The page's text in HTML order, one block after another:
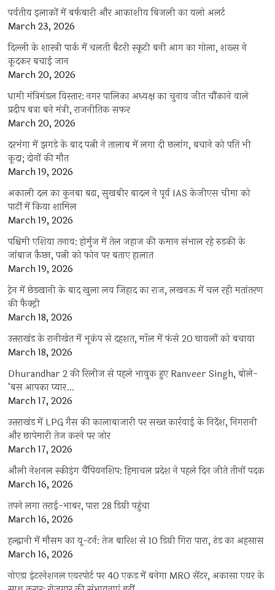
पर्वतीय इलाकों में बर्फबारी और आकाशीय बिजली का यलो अलर्ट
March 23, 2026
दिल्ली के शास्त्री पार्क में चलती बैटरी स्कूटी बनी आग का गोला, शख्स ने
कूदकर बचाई जान
March 20, 2026
धामी मंत्रिमंडल विस्तार: नगर पालिका अध्यक्ष का चुनाव जीत चौंकाने वाले
प्रदीप बत्रा बने मंत्री, राजनीतिक सफर
March 20, 2026
दरभंगा में झगड़े के बाद पत्नी ने तालाब में लगा दी छलांग, बचाने को पति भी
कूदा; दोनों की मौत
March 19, 2026
अकाली दल का कुनबा बढ़ा, सुखबीर बादल ने पूर्व IAS केजीएस चीमा को
पार्टी में किया शामिल
March 19, 2026
पश्चिमी एशिया तनाव: होर्मुज में तेल जहाज की कमान संभाल रहे रुड़की के
जांबाज कैप्टन, पत्नी को फोन पर बताए हालात
March 19, 2026
ट्रेन में छेड़खानी के बाद खुला लव जिहाद का राज, लखनऊ में चल रही मतांतरण
की फैक्ट्री
March 18, 2026
उत्तराखंड के रानीखेत में भूकंप से दहशत, मॉल में फंसे 20 घायलों को बचाया
March 18, 2026
Dhurandhar 2 की रिलीज से पहले भावुक हुए Ranveer Singh, बोले-
‘बस आपका प्यार…
March 17, 2026
उत्तराखंड में LPG गैस की कालाबाजारी पर सख्त कार्रवाई के निर्देश, निगरानी
और छापेमारी तेज करने पर जोर
March 17, 2026
औली नेशनल स्कीइंग चैंपियनशिप: हिमाचल प्रदेश ने पहले दिन जीते तीनों पदक
March 16, 2026
तपने लगा तराई-भाबर, पारा 28 डिग्री पहुंचा
March 16, 2026
हल्द्वानी में मौसम का यू-टर्न: तेज बारिश से 10 डिग्री गिरा पारा, ठंड का अहसास
March 16, 2026
नोएडा इंटरनेशनल एयरपोर्ट पर 40 एकड़ में बनेगा MRO सेंटर, अकासा एयर के